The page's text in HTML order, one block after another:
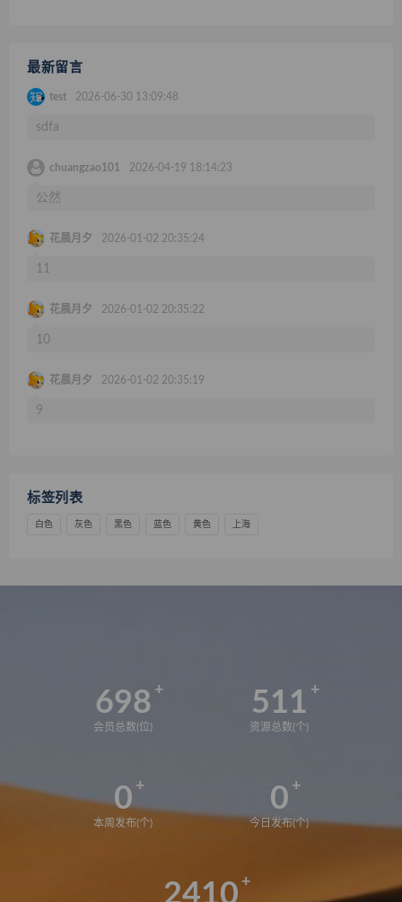
最新留言
test 2026-06-30 13:09:48
sdfa
chuangzao101 2026-04-19 18:14:23
公然
花晨月夕 2026-01-02 20:35:24
11
花晨月夕 2026-01-02 20:35:22
10
花晨月夕 2026-01-02 20:35:19
9
标签列表
白色 灰色 黑色 蓝色 黄色 上海
698
会员总数(位)
511
资源总数(个)
0
本周发布(个)
0
今日发布(个)
2410